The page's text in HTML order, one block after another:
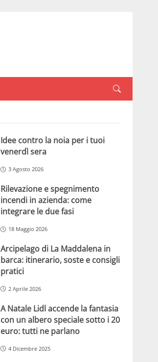
Idee contro la noia per i tuoi
venerdì sera
3 Agosto 2026
Rilevazione e spegnimento
incendi in azienda: come
integrare le due fasi
18 Maggio 2026
Arcipelago di La Maddalena in
barca: itinerario, soste e consigli
pratici
2 Aprile 2026
A Natale Lidl accende la fantasia
con un albero speciale sotto i 20
euro: tutti ne parlano
4 Dicembre 2025